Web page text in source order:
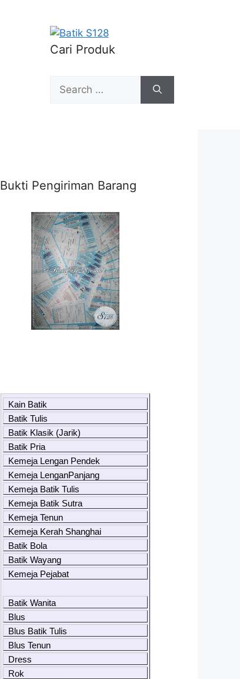
Cari Produk
Search
for:
Bukti Pengiriman Barang
Kain Batik
Batik Tulis
Batik Klasik (Jarik)
Batik Pria
Kemeja Lengan Pendek
Kemeja LenganPanjang
Kemeja Batik Tulis
Kemeja Batik Sutra
Kemeja Tenun
Kemeja Kerah Shanghai
Batik Bola
Batik Wayang
Kemeja Pejabat
Batik Wanita
Blus
Blus Batik Tulis
Blus Tenun
Dress
Rok